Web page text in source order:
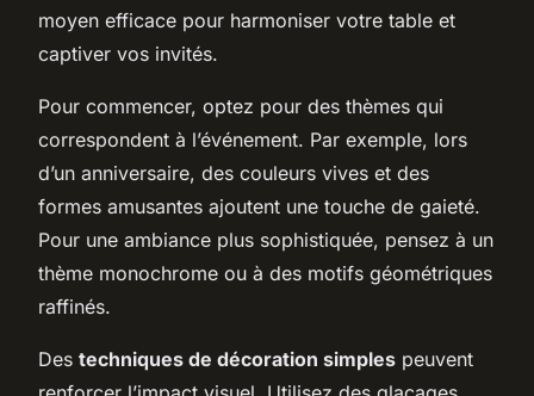
moyen efficace pour harmoniser votre table et
captiver vos invités.
Pour commencer, optez pour des thèmes qui
correspondent à l’événement. Par exemple, lors
d’un anniversaire, des couleurs vives et des
formes amusantes ajoutent une touche de gaieté.
Pour une ambiance plus sophistiquée, pensez à un
thème monochrome ou à des motifs géométriques
raffinés.
Des techniques de décoration simples peuvent